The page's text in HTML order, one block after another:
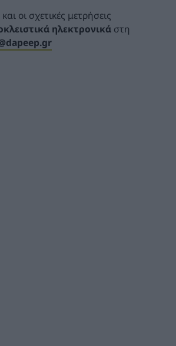
οι σχετικές μετρήσεις
ηλεκτρονικά στη